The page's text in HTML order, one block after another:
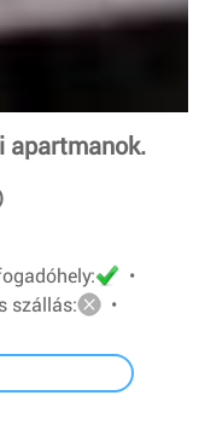
apartmanok.
•
szállás:
•